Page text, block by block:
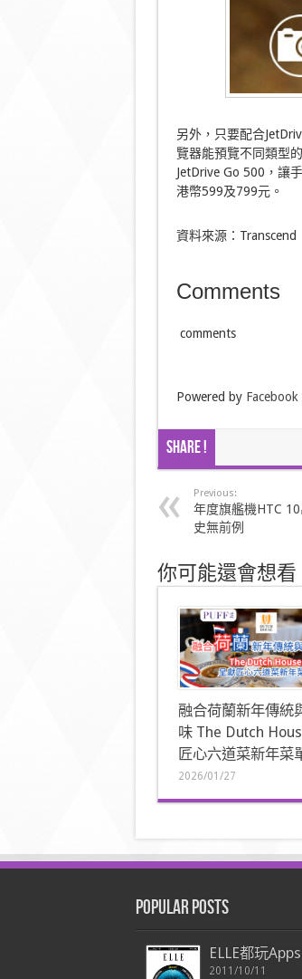
另外，只要配合
覽器能預覽不同類型
JetDrive Go 500，讓
港幣599及799元。
資料來源：Transcend
Comments
comments
Powered by
Share !
Previous:
年度旗艦機HTC
史無前例
你可能還會想看
融合荷蘭新年傳統
味 The Dutch
匠心六道菜新年菜
2026/01/27
Popular Posts
ELLE都玩
2011/10/11